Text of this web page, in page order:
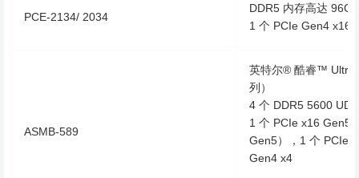
PCE-2134/ 2034
DDR5 内存高达
1 个 PCIe Gen4 x16
ASMB-589
英特尔® 酷睿™ Ultra
列）
4 个 DDR5 5600
1 个 PCIe x16 Gen5
Gen5），1 个 PCIe
Gen4 x4